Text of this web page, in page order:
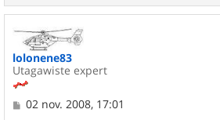
lolonene83
Utagawiste expert
M
02 nov. 2008, 17:01